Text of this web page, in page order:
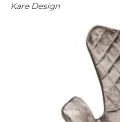
Kare Design